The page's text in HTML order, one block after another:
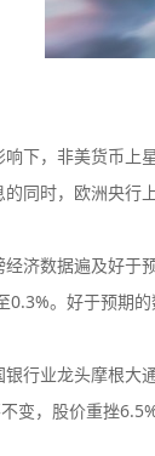
响下，非美货币上
同时，欧洲央行
济数据遍及好于
0.3%。好于预期
银行业龙头摩根
变，股价重挫